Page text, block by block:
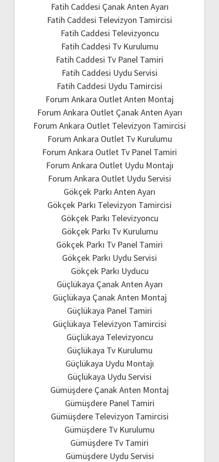
Fatih Caddesi Çanak Anten Ayarı
Fatih Caddesi Televizyon Tamircisi
Fatih Caddesi Televizyoncu
Fatih Caddesi Tv Kurulumu
Fatih Caddesi Tv Panel Tamiri
Fatih Caddesi Uydu Servisi
Fatih Caddesi Uydu Tamircisi
Forum Ankara Outlet Anten Montaj
Forum Ankara Outlet Çanak Anten Ayarı
Forum Ankara Outlet Televizyon Tamircisi
Forum Ankara Outlet Tv Kurulumu
Forum Ankara Outlet Tv Panel Tamiri
Forum Ankara Outlet Uydu Montajı
Forum Ankara Outlet Uydu Servisi
Gökçek Parkı Anten Ayarı
Gökçek Parkı Televizyon Tamircisi
Gökçek Parkı Televizyoncu
Gökçek Parkı Tv Kurulumu
Gökçek Parkı Tv Panel Tamiri
Gökçek Parkı Uydu Servisi
Gökçek Parkı Uyducu
Güçlükaya Çanak Anten Ayarı
Güçlükaya Çanak Anten Montaj
Güçlükaya Panel Tamiri
Güçlükaya Televizyon Tamircisi
Güçlükaya Televizyoncu
Güçlükaya Tv Kurulumu
Güçlükaya Uydu Montajı
Güçlükaya Uydu Servisi
Gümüşdere Çanak Anten Montaj
Gümüşdere Panel Tamiri
Gümüşdere Televizyon Tamircisi
Gümüşdere Tv Kurulumu
Gümüşdere Tv Tamiri
Gümüşdere Uydu Servisi